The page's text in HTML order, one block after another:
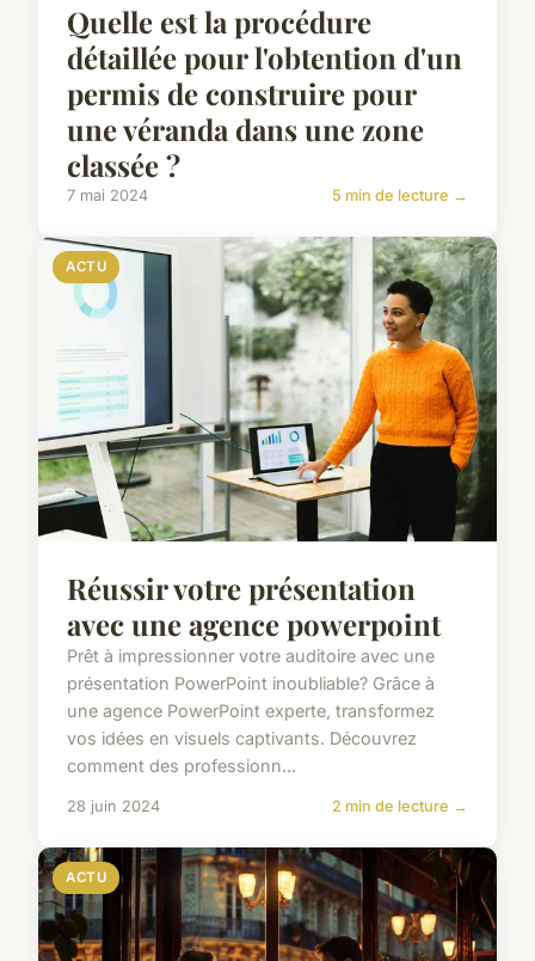
Quelle est la procédure
détaillée pour l'obtention d'un
permis de construire pour
une véranda dans une zone
classée ?
7 mai 2024 5 min de lecture →
ACTU
Réussir votre présentation
avec une agence powerpoint
Prêt à impressionner votre auditoire avec une
présentation PowerPoint inoubliable? Grâce à
une agence PowerPoint experte, transformez
vos idées en visuels captivants. Découvrez
comment des professionn...
28 juin 2024 2 min de lecture →
ACTU